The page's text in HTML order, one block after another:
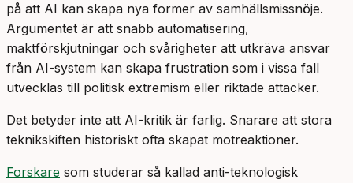
på att AI kan skapa nya former av samhällsmissnöje.
Argumentet är att snabb automatisering,
maktförskjutningar och svårigheter att utkräva ansvar
från AI-system kan skapa frustration som i vissa fall
utvecklas till politisk extremism eller riktade attacker.
Det betyder inte att AI-kritik är farlig. Snarare att stora
teknikskiften historiskt ofta skapat motreaktioner.
Forskare som studerar så kallad anti-teknologisk